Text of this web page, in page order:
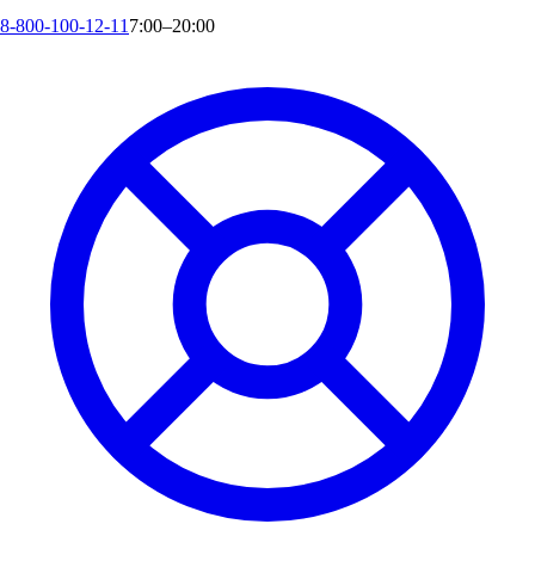
8-800-100-12-11 7:00–20:00